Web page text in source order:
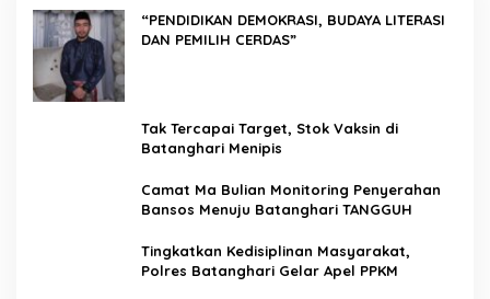
“PENDIDIKAN DEMOKRASI, BUDAYA LITERASI
DAN PEMILIH CERDAS”
Tak Tercapai Target, Stok Vaksin di
Batanghari Menipis
Camat Ma Bulian Monitoring Penyerahan
Bansos Menuju Batanghari TANGGUH
Tingkatkan Kedisiplinan Masyarakat,
Polres Batanghari Gelar Apel PPKM